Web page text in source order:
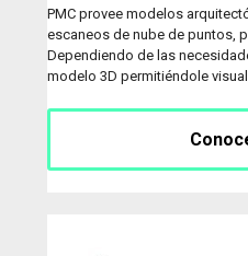
PMC provee modelos
escaneos de nube de puntos,
Dependiendo de las
modelo 3D permitiéndole